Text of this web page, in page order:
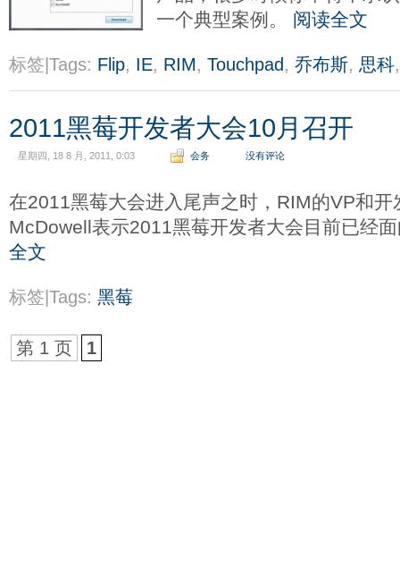
一个典型案例。 阅读全文
标签|Tags: Flip, IE, RIM, Touchpad , 乔布斯, 思科
2011黑莓开发者大会10月召开
星期四, 18 8 月, 2011, 0:03 会务 没有评论
在2011黑莓大会进入尾声之时，RIM的VP和开
McDowell表示2011黑莓开发者大会目前已经
全文
标签|Tags: 黑莓
第 1 页 1